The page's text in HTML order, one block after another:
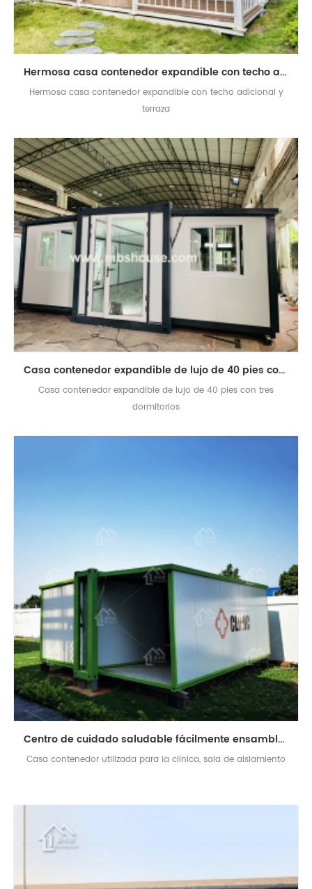
Hermosa casa contenedor expandible con techo adicional y terraza
Hermosa casa contenedor expandible con techo adicional y
terraza
Casa contenedor expandible de lujo de 40 pies con tres dormitorios
Casa contenedor expandible de lujo de 40 pies con tres
dormitorios
Centro de cuidado saludable fácilmente ensamblado de 20 pies Clínica de contenedor móvil
Casa contenedor utilizada para la clínica, sala de aislamiento